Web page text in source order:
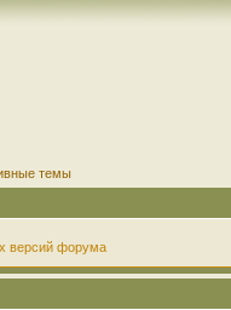
темы
версий форума